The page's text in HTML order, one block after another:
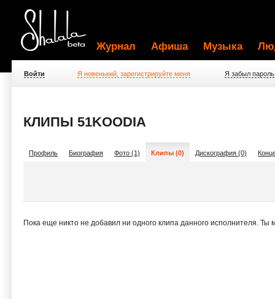
Журнал Афиша Музыка
Войти Я новенький, зарегистрируйте меня Я забыл пароль
КЛИПЫ 51KOODIA
Профиль Биография Фото (1) Клипы (0) Дискография (0)
Пока еще никто не добавил ни одного клипа данного исполнителя.